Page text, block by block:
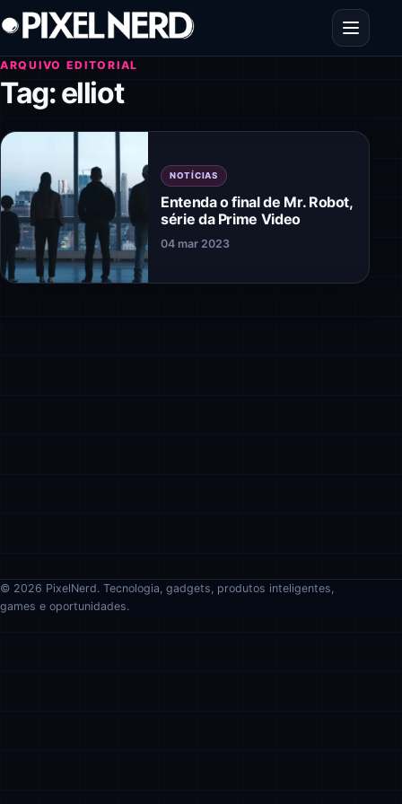
Pular para o conteúdo
Abrir
ARQUIVO EDITORIAL
Tag:elliot
NOTÍCIAS
Entenda o final de Mr. Robot,
série da Prime Video
04 mar 2023
© 2026 PixelNerd. Tecnologia, gadgets, produtos inteligentes,
games e oportunidades.